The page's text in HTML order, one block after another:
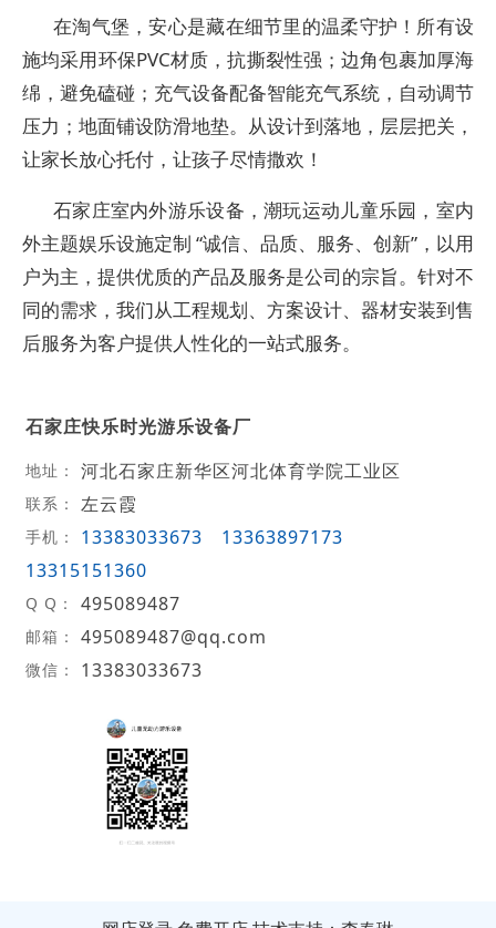
在淘气堡，安心是藏在细节里的温柔守护！所有设
施均采用环保PVC材质，抗撕裂性强；边角包裹加厚海
绵，避免磕碰；充气设备配备智能充气系统，自动调节
压力；地面铺设防滑地垫。从设计到落地，层层把关，
让家长放心托付，让孩子尽情撒欢！
石家庄室内外游乐设备，潮玩运动儿童乐园，室内
外主题娱乐设施定制 “诚信、品质、服务、创新”，以用
户为主，提供优质的产品及服务是公司的宗旨。针对不
同的需求，我们从工程规划、方案设计、器材安装到售
后服务为客户提供人性化的一站式服务。
石家庄快乐时光游乐设备厂
地址： 河北石家庄新华区河北体育学院工业区
联系： 左云霞
手机： 13383033673
13363897173
13315151360
Q Q： 495089487
邮箱： 495089487@qq.com
微信： 13383033673